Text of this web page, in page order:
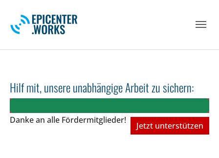
Hilf mit, unsere unabhängige Arbeit zu sichern:
Danke an alle Fördermitglieder!
Jetzt unterstützen